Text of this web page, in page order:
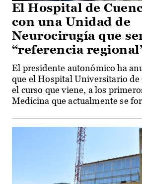
El Hospital de
con una Unidad de
Neurocirugía que
“referencia
El presidente autonómico ha
que el Hospital Universitario de
el curso que viene, a los
Medicina que actualmente se